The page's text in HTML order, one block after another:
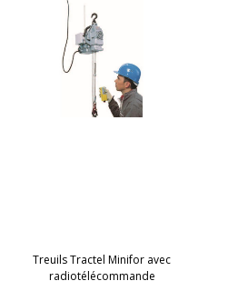
Treuils Tractel Minifor avec
radiotélécommande